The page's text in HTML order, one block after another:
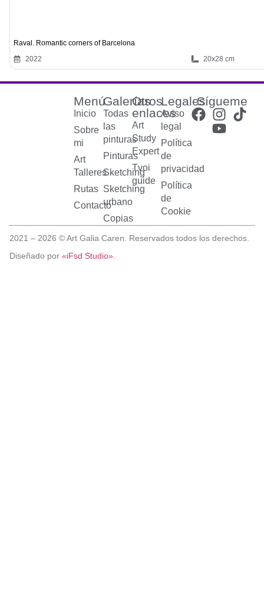
Raval. Romantic corners of Barcelona
2022
20x28 cm
Menú
Inicio
Sobre
mi
Art
Talleres
Rutas
Contacto
Galerías
Todas
las
pinturas
Pinturas
Sketching
Sketching
urbano
Copias
Otros
enlaces
Art
Study
Expert
Tvoi
guide
Legales
Aviso
legal
Política
de
privacidad
Política
de
Cookie
Sígueme
2021 – 2026 © Art Galia Caren. Reservados todos los derechos.
Diseñado por «iFsd Studio»